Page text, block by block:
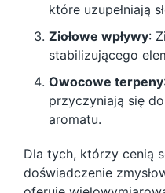
które uzupełniają
Ziołowe wpływy:
stabilizującego
Owocowe terpeny
przyczyniają się
aromatu.
Dla tych, którzy cenią
doświadczenie